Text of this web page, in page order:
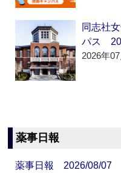
同志社
パス
2026年
薬事日報
薬事日報 2026/08/07